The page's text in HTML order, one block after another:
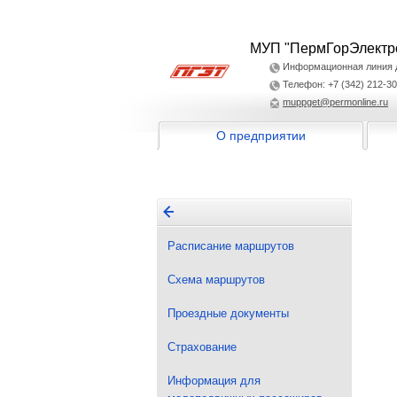
МУП
Информационная линия
Телефон: +7 (342) 212-
muppget@permonline.ru
О предприятии
Расписание маршрутов
Схема маршрутов
Проездные документы
Страхование
Информация для